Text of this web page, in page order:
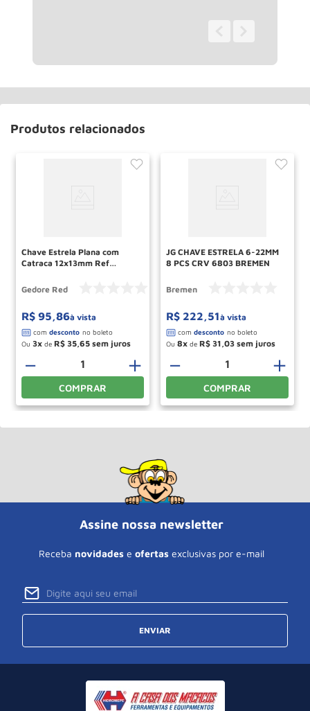
Produtos relacionados
Chave Estrela Plana com
Catraca 12x13mm Ref
Gedore Red
R$ 95,86à vista
Ou 3 de R$ 35 65
＋
－
COMPRAR
JG CHAVE ESTRELA 6-22MM
8 PCS CRV 6803 BREMEN
Bremen
R$ 222,51à vista
Ou 8 de R$ 31 03
＋
－
COMPRAR
Assine nossa newsletter
Receba novidades e ofertas exclusivas por e-mail
ENVIAR